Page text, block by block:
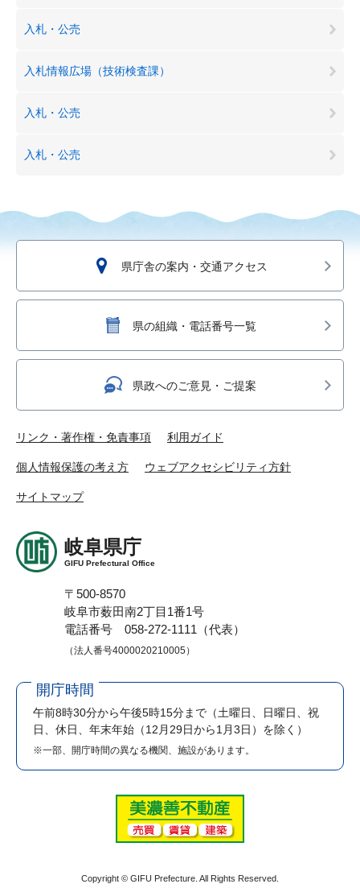
入札・公売
入札情報広場（技術検査課）
入札・公売
入札・公売
県庁舎の案内・交通アクセス
県の組織・電話番号一覧
県政へのご意見・ご提案
リンク・著作権・免責事項 利用ガイド
個人情報保護の考え方 ウェブアクセシビリティ方針
サイトマップ
岐阜県庁
GIFU Prefectural Office
〒500-8570
岐阜市薮田南2丁目1番1号
電話番号 058-272-1111（代表）
（法人番号4000020210005）
開庁時間
午前8時30分から午後5時15分まで （土曜日、日曜日、祝
日、休日、年末年始（12月29日から1月3日）を除く）
※一部、開庁時間の異なる機関、施設があります。
Copyright © GIFU Prefecture. All Rights Reserved.